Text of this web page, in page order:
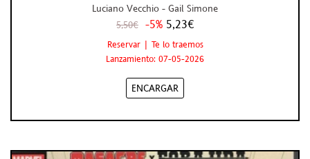
Luciano Vecchio - Gail Simone
5,50€ -5% 5,23€
Reservar | Te lo traemos
Lanzamiento: 07-05-2026
ENCARGAR